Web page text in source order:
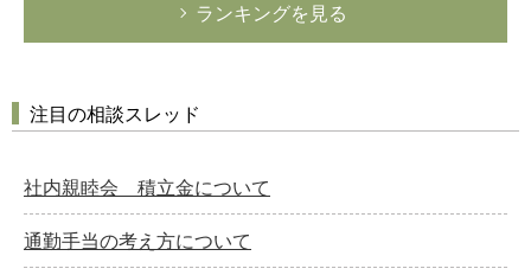
ランキングを見る
注目の相談スレッド
社内親睦会 積立金について
通勤手当の考え方について